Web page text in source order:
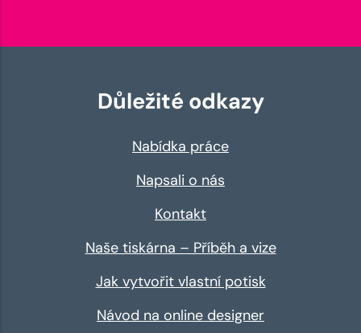
Důležité odkazy
Nabídka práce
Napsali o nás
Kontakt
Naše tiskárna – Příběh a vize
Jak vytvořit vlastní potisk
Návod na online designer